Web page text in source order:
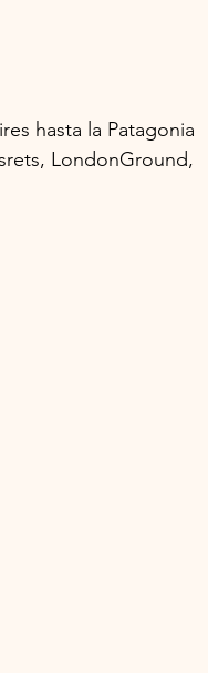
hasta la Patagonia
LondonGround,